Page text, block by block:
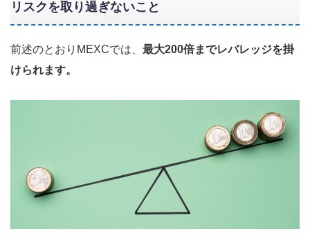
リスクを取り過ぎないこと
前述のとおりMEXCでは、 最大200倍までレバレッジを掛
けられます。